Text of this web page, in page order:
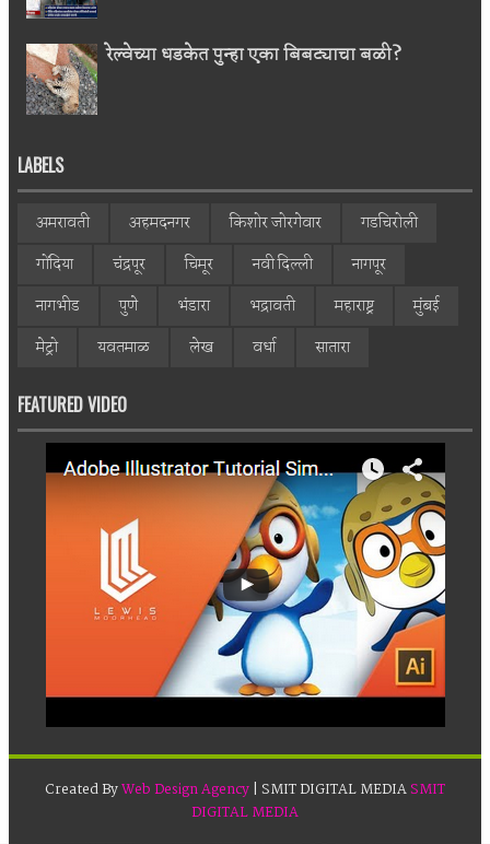
रेल्वेच्या धडकेत पुन्हा एका बिबट्याचा बळी?
LABELS
अमरावती अहमदनगर किशोर जोरगेवार
गडचिरोली
गोंदिया
चंद्रपूर चिमूर नवी दिल्ली
नागपूर
नागभीड
पुणे भंडारा भद्रावती महाराष्ट्र
मुंबई
मेट्रो
यवतमाळ लेख वर्धा सातारा
FEATURED VIDEO
Created ByWeb Design Agency| SMIT DIGITAL MEDIASMIT
DIGITAL MEDIA